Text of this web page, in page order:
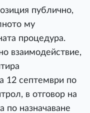
публично,
му
процедура.
взаимодействие,
12 септември по
в отговор на
по назначаване